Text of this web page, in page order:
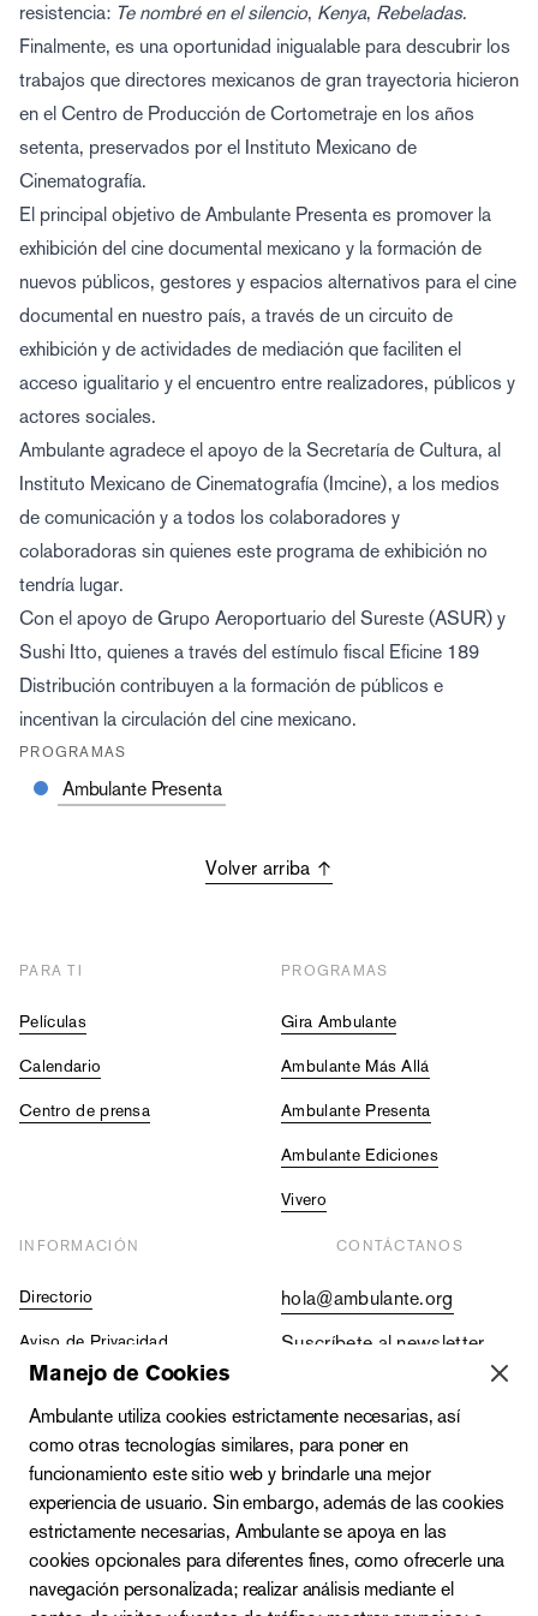
resistencia: Te nombré en el silencio, Kenya, Rebeladas.
Finalmente, es una oportunidad inigualable para descubrir los
trabajos que directores mexicanos de gran trayectoria hicieron
en el Centro de Producción de Cortometraje en los años
setenta, preservados por el Instituto Mexicano de
Cinematografía.
El principal objetivo de Ambulante Presenta es promover la
exhibición del cine documental mexicano y la formación de
nuevos públicos, gestores y espacios alternativos para el cine
documental en nuestro país, a través de un circuito de
exhibición y de actividades de mediación que faciliten el
acceso igualitario y el encuentro entre realizadores, públicos y
actores sociales.
Ambulante agradece el apoyo de la Secretaría de Cultura, al
Instituto Mexicano de Cinematografía (Imcine), a los medios
de comunicación y a todos los colaboradores y
colaboradoras sin quienes este programa de exhibición no
tendría lugar.
Con el apoyo de Grupo Aeroportuario del Sureste (ASUR) y
Sushi Itto, quienes a través del estímulo fiscal Eficine 189
Distribución contribuyen a la formación de públicos e
incentivan la circulación del cine mexicano.
PROGRAMAS
Ambulante Presenta
Volver arriba
PARA TI
Películas
Calendario
Centro de prensa
PROGRAMAS
Gira Ambulante
Ambulante Más Allá
Ambulante Presenta
Ambulante Ediciones
Vivero
INFORMACIÓN
Directorio
Aviso de Privacidad
Contraloría Social
CONTÁCTANOS
hola@ambulante.org
Suscríbete al newsletter
+52 (55) 4333 2019
Manejo de Cookies
Ambulante utiliza cookies estrictamente necesarias, así
como otras tecnologías similares, para poner en
funcionamiento este sitio web y brindarle una mejor
experiencia de usuario. Sin embargo, además de las cookies
estrictamente necesarias, Ambulante se apoya en las
cookies opcionales para diferentes fines, como ofrecerle una
navegación personalizada; realizar análisis mediante el